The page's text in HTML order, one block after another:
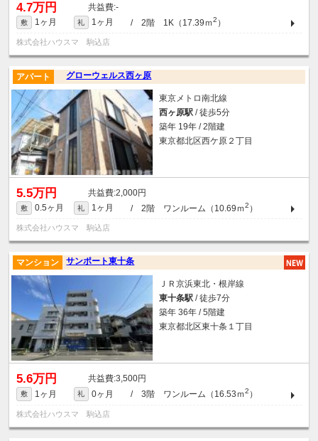
4.7万円 -
敷 1ヶ月 礼 1ヶ月 / 2階 1K（17.39ｍ2 ）
株式会社ハウスマ 駒込店
グローウェルス西ヶ原
アパート
東京メトロ南北線
西ヶ原駅 / 徒歩5分
築年 19年 / 2階建
東京都北区西ケ原２丁目
5.5万円 2,000円
敷 0.5ヶ月 礼 1ヶ月 / 2階 ワンルーム（10.69ｍ2 ）
株式会社ハウスマ 駒込店
サンポート東十条
マンション
ＪＲ京浜東北・根岸線
東十条駅 / 徒歩7分
築年 36年 / 5階建
東京都北区東十条１丁目
5.6万円 3,500円
敷 1ヶ月 礼 0ヶ月 / 3階 ワンルーム（16.53ｍ2 ）
株式会社ハウスマ 駒込店